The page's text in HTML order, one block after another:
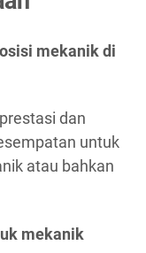
mekanik di
dan
untuk
atau bahkan
mekanik